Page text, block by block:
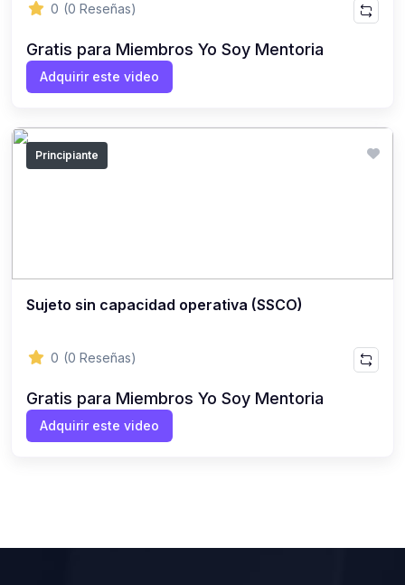
0 (0 Reseñas)
Gratis para Miembros Yo Soy Mentoria
Adquirir este video
Principiante
Sujeto sin capacidad operativa (SSCO)
0 (0 Reseñas)
Gratis para Miembros Yo Soy Mentoria
Adquirir este video